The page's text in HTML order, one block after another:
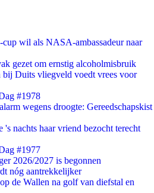
wil als NASA-ambassadeur naar
gezet om ernstig alcoholmisbruik
bij Duits vliegveld voedt vrees voor
#1978
wegens droogte: Gereedschapskist
's nachts haar vriend bezocht terecht
#1977
2026/2027 is begonnen
nóg aantrekkelijker
de Wallen na golf van diefstal en